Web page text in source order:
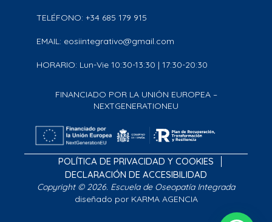
TELÉFONO: +34 685 179 915
EMAIL: eosiintegrativo@gmail.com
HORARIO: Lun-Vie 10:30-13:30 | 17:30-20:30
FINANCIADO POR LA UNIÓN EUROPEA –
NEXTGENERATIONEU
POLÍTICA DE PRIVACIDAD Y COOKIES
DECLARACIÓN DE ACCESIBILIDAD
Copyright © 2026. Escuela de Oseopatía Integrada
diseñado por KARMA AGENCIA